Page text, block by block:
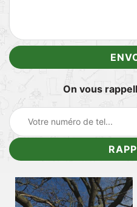
On vous